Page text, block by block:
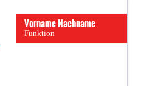
Funktion
Vorname Nachname